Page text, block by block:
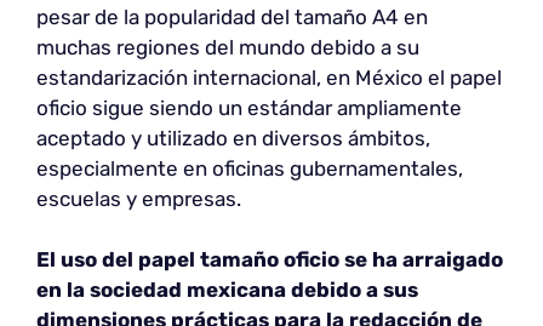
pesar de la popularidad del tamaño A4 en
muchas regiones del mundo debido a su
estandarización internacional, en México el papel
oficio sigue siendo un estándar ampliamente
aceptado y utilizado en diversos ámbitos,
especialmente en oficinas gubernamentales,
escuelas y empresas.
El uso del papel tamaño oficio se ha arraigado
en la sociedad mexicana debido a sus
dimensiones prácticas para la redacción de